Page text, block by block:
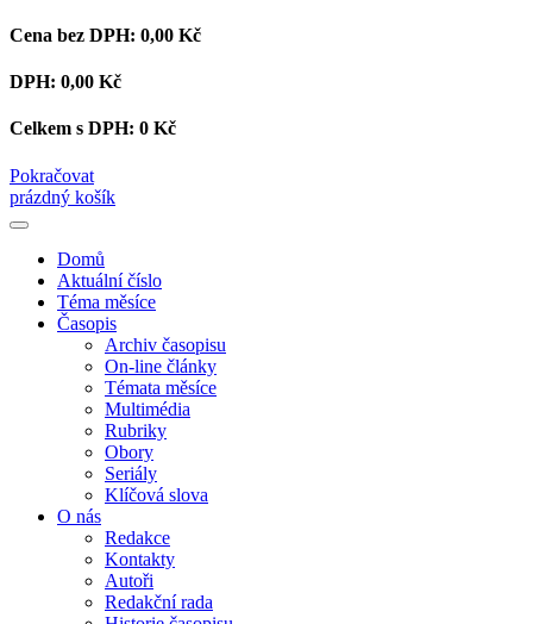
Cena bez DPH: 0,00 Kč
DPH: 0,00 Kč
Celkem s DPH: 0 Kč
Pokračovat
prázdný košík
Domů
Aktuální číslo
Téma měsíce
Časopis
Archiv časopisu
On-line články
Témata měsíce
Multimédia
Rubriky
Obory
Seriály
Klíčová slova
O nás
Redakce
Kontakty
Autoři
Redakční rada